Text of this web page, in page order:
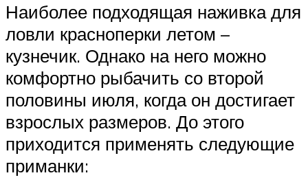
Наиболее подходящая наживка для
ловли красноперки летом –
кузнечик. Однако на него можно
комфортно рыбачить со второй
половины июля, когда он достигает
взрослых размеров. До этого
приходится применять следующие
приманки: